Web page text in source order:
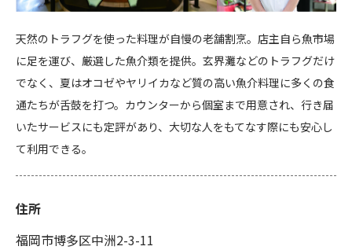
天然のトラフグを使った料理が自慢の老舗割烹。店主自ら魚市場
に足を運び、厳選した魚介類を提供。玄界灘などのトラフグだけ
でなく、夏はオコゼやヤリイカなど質の高い魚介料理に多くの食
通たちが舌鼓を打つ。カウンターから個室まで用意され、行き届
いたサービスにも定評があり、大切な人をもてなす際にも安心し
て利用できる。
住所
福岡市博多区中洲2-3-11